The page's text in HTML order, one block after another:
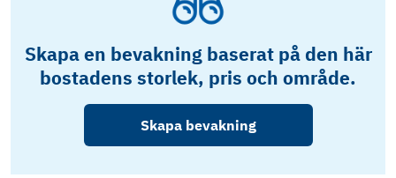
Skapa en bevakning baserat på den här
bostadens storlek, pris och område.
Skapa bevakning